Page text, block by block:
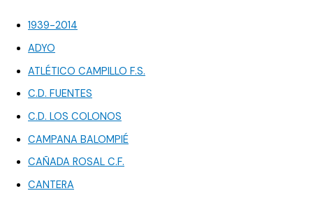
1939-2014
ADYO
ATLÉTICO CAMPILLO F.S.
C.D. FUENTES
C.D. LOS COLONOS
CAMPANA BALOMPIÉ
CAÑADA ROSAL C.F.
CANTERA